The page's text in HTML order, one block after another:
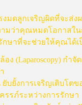
งมดลูกเจริญผิดที่จะส่ง
มว่าคุณหมดโอกาสใน
กษาที่จะช่วยให้คุณได้เ
ง (Laparoscopy) กำจั
บยั้งการเจริญเติบโตข
รรภ์ระหว่างการรักษา